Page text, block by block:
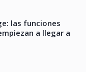
las funciones
a llegar a